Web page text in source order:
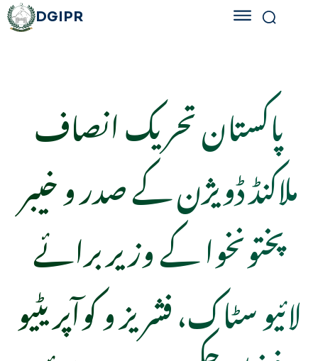
DGIPR
پاکستان تحریک انصاف
ملاکنڈ ڈویژن کے صدر و خیبر
پختونخوا کے وزیر برائے
لائیو سٹاک، فشریز و کوآپریٹیو